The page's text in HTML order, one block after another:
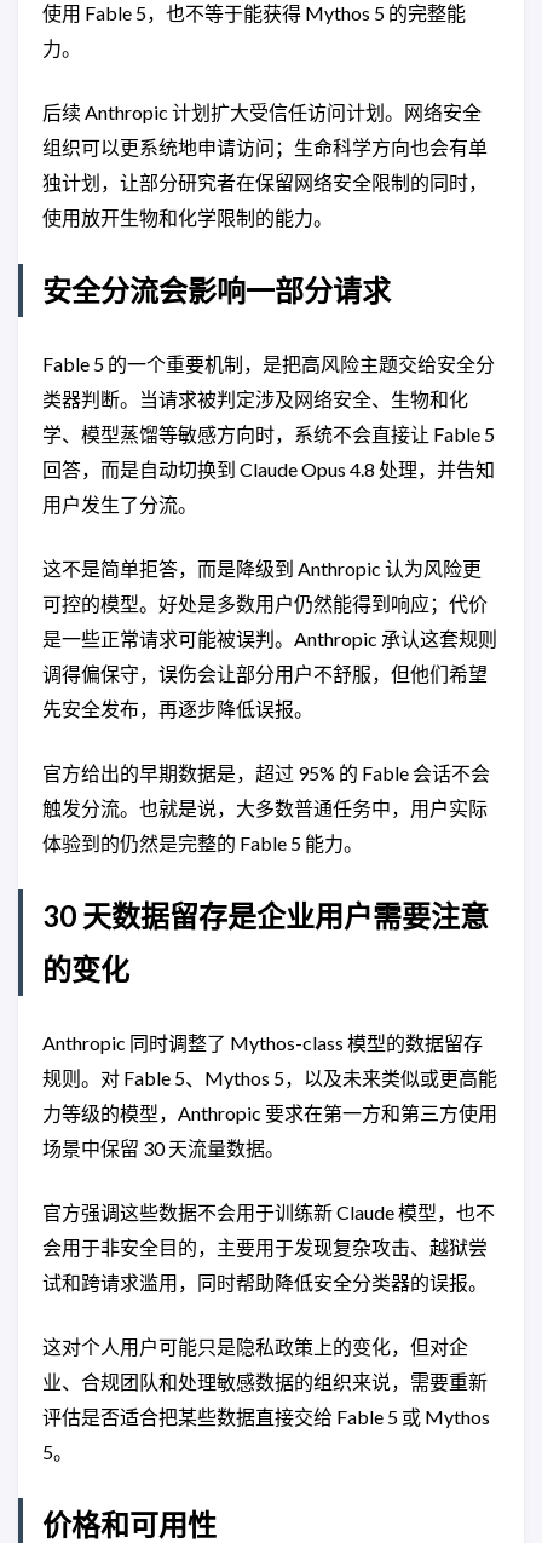
使用 Fable 5，也不等于能获得 Mythos 5 的完整能
力。
后续 Anthropic 计划扩大受信任访问计划。网络安全
组织可以更系统地申请访问；生命科学方向也会有单
独计划，让部分研究者在保留网络安全限制的同时，
使用放开生物和化学限制的能力。
安全分流会影响一部分请求
Fable 5 的一个重要机制，是把高风险主题交给安全分
类器判断。当请求被判定涉及网络安全、生物和化
学、模型蒸馏等敏感方向时，系统不会直接让 Fable 5
回答，而是自动切换到 Claude Opus 4.8 处理，并告知
用户发生了分流。
这不是简单拒答，而是降级到 Anthropic 认为风险更
可控的模型。好处是多数用户仍然能得到响应；代价
是一些正常请求可能被误判。Anthropic 承认这套规则
调得偏保守，误伤会让部分用户不舒服，但他们希望
先安全发布，再逐步降低误报。
官方给出的早期数据是，超过 95% 的 Fable 会话不会
触发分流。也就是说，大多数普通任务中，用户实际
体验到的仍然是完整的 Fable 5 能力。
30 天数据留存是企业用户需要注意
的变化
Anthropic 同时调整了 Mythos-class 模型的数据留存
规则。对 Fable 5、Mythos 5，以及未来类似或更高能
力等级的模型，Anthropic 要求在第一方和第三方使用
场景中保留 30 天流量数据。
官方强调这些数据不会用于训练新 Claude 模型，也不
会用于非安全目的，主要用于发现复杂攻击、越狱尝
试和跨请求滥用，同时帮助降低安全分类器的误报。
这对个人用户可能只是隐私政策上的变化，但对企
业、合规团队和处理敏感数据的组织来说，需要重新
评估是否适合把某些数据直接交给 Fable 5 或 Mythos
5。
价格和可用性